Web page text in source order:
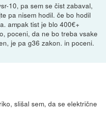
10, pa sem se čist zabaval,
pa nisem hodil. če bo hodil
ampak tist je blo 400€+
poceni, da ne bo treba vsake
je pa g36 zakon. in poceni.
slišal sem, da se električne